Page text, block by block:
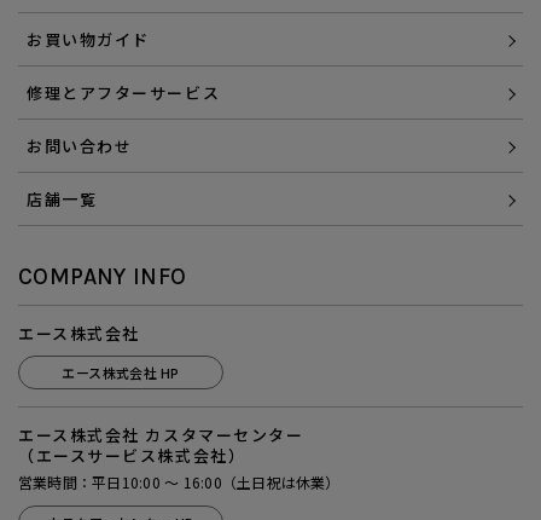
お買い物ガイド
修理とアフターサービス
お問い合わせ
店舗一覧
COMPANY INFO
エース株式会社
エース株式会社 HP
エース株式会社 カスタマーセンター
（エースサービス株式会社）
営業時間：平日10:00 ～ 16:00（土日祝は休業）